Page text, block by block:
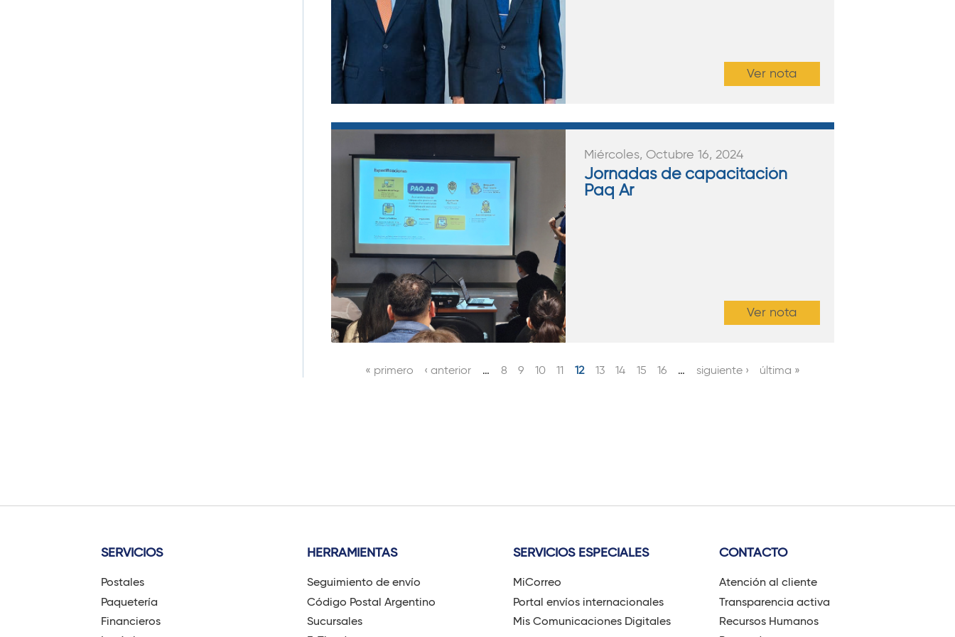
Ver nota
Miércoles, Octubre 16, 2024
Jornadas de capacitación
Paq Ar
Ver nota
s
« primero ‹ anterior … 8 9 10 11 12 13 14 15 16 … siguiente › última »
SERVICIOS
Postales
Paquetería
Financieros
HERRAMIENTAS
Seguimiento de envío
Código Postal Argentino
Sucursales
SERVICIOS ESPECIALES
MiCorreo
Portal envíos internacionales
Mis Comunicaciones Digitales
CONTACTO
Atención al cliente
Transparencia activa
Recursos Humanos